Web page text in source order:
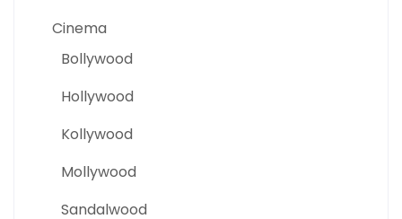
Cinema
Bollywood
Hollywood
Kollywood
Mollywood
Sandalwood